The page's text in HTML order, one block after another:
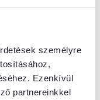
személyre
Ezenkívül
partnereinkkel
munkalap nélkül
és kiegészítőket is